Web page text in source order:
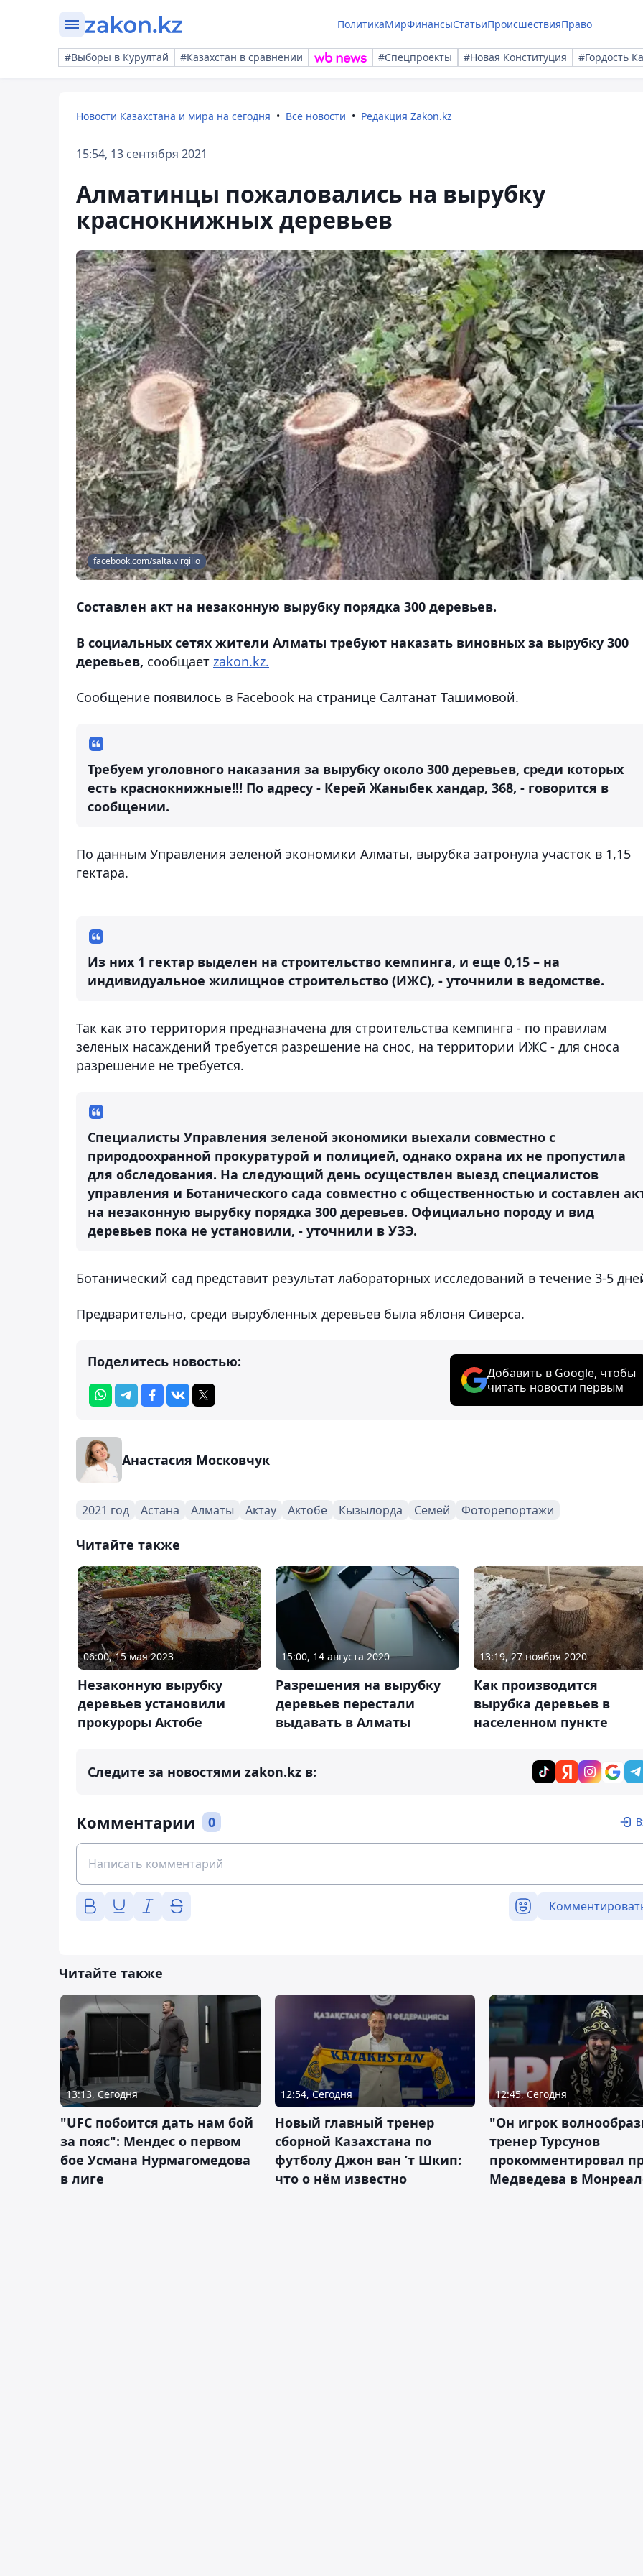
ПолитикаМирФинансыСтатьиПроисшествияПраво
#Выборы в Курултай #Казахстан в сравнении #Спецпроекты #Новая Конституция #Гордость
Новости Казахстана и мира на сегодня Все новости Редакция Zakon.kz
15:54, 13 сентября 2021
Алматинцы пожаловались на вырубку
краснокнижных деревьев
facebook.com/salta.virgilio
Составлен акт на незаконную вырубку порядка 300 деревьев.
В социальных сетях жители Алматы требуют наказать виновных за вырубку 300
деревьев, сообщает zakon.kz.
Сообщение появилось в Facebook на странице Салтанат Ташимовой.
Требуем уголовного наказания за вырубку около 300 деревьев, среди которых
есть краснокнижные!!! По адресу - Керей Жаныбек хандар, 368, - говорится в
сообщении.
По данным Управления зеленой экономики Алматы, вырубка затронула участок в 1,15
гектара.
Из них 1 гектар выделен на строительство кемпинга, и еще 0,15 – на
индивидуальное жилищное строительство (ИЖС), - уточнили в ведомстве.
Так как это территория предназначена для строительства кемпинга - по правилам
зеленых насаждений требуется разрешение на снос, на территории ИЖС - для сноса
разрешение не требуется.
Специалисты Управления зеленой экономики выехали совместно с
природоохранной прокуратурой и полицией, однако охрана их не пропустила
для обследования. На следующий день осуществлен выезд специалистов
управления и Ботанического сада совместно с общественностью и составлен
на незаконную вырубку порядка 300 деревьев. Официально породу и вид
деревьев пока не установили, - уточнили в УЗЭ.
Ботанический сад представит результат лабораторных исследований в течение 3-5
Предварительно, среди вырубленных деревьев была яблоня Сиверса.
Поделитесь новостью:
Добавить в Google, чтобы
читать новости первым
Анастасия Московчук
2021 год Астана Алматы Актау Актобе Кызылорда Семей Фоторепортажи
Читайте также
06:00, 15 мая 2023
Незаконную вырубку
деревьев установили
прокуроры Актобе
15:00, 14 августа 2020
Разрешения на вырубку
деревьев перестали
выдавать в Алматы
13:19, 27 ноября 2020
Как производится
вырубка деревьев в
населенном пункте
Следите за новостями zakon.kz в:
Комментарии 0
Читайте также
13:13, Сегодня
"UFC побоится дать нам бой
за пояс": Мендес о первом
бое Усмана Нурмагомедова
в лиге
12:54, Сегодня
Новый главный тренер
сборной Казахстана по
футболу Джон ван ’т Шкип:
что о нём известно
12:45, Сегодня
"Он игрок
тренер Турсунов
прокомментировал
Медведева в